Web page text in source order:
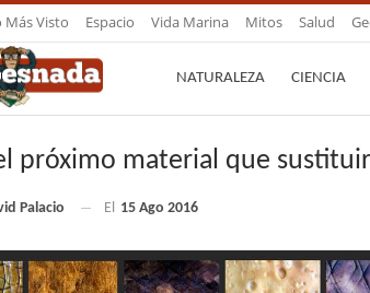
Más Visto Espacio Vida Marina Mitos Salud
NATURALEZA CIENCIA
próximo material que
Palacio El 15 Ago 2016